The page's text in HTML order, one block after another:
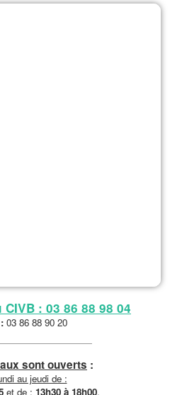
: 03 86 88 98 04
03 86 88 90 20
sont ouverts :
au jeudi de :
et de : 13h30 à 18h00.